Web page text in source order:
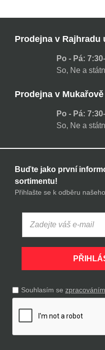
Prodejna v Rajhradu
Po - Pá:
So, Ne a
Prodejna v
Po - Pá:
So, Ne a
Buďte jako první
sortimentu!
Přihlašte se k odběru
Souhlasím se